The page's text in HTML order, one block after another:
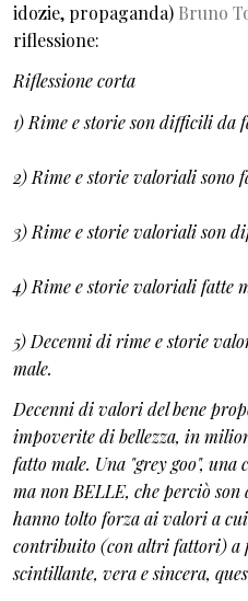
idozie, propaganda) Bruno
riflessione:
Riflessione corta
1) Rime e storie son difficili da
2) Rime e storie valoriali sono
3) Rime e storie valoriali son
4) Rime e storie valoriali fatte
5) Decenni di rime e storie
male.
Decenni di valori del bene
impoverite di bellezza, in
fatto male. Una "grey goo",
ma non BELLE, che perciò son
hanno tolto forza ai valori a
contribuito (con altri fattori) a
scintillante, vera e sincera,